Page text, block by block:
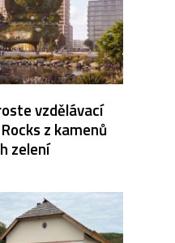
vzdělávací
z kamenů
zelení